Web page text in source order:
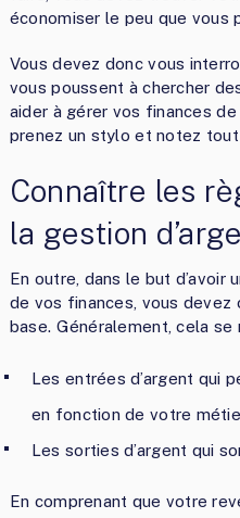
économiser le peu que vous
Vous devez donc vous
vous poussent à chercher
aider à gérer vos finances
prenez un stylo et notez
Connaître les
la gestion
En outre, dans le but d’avoir
de vos finances, vous devez
base. Généralement, cela se
Les entrées d’argent qui
en fonction de votre
Les sorties d’argent qui
En comprenant que votre